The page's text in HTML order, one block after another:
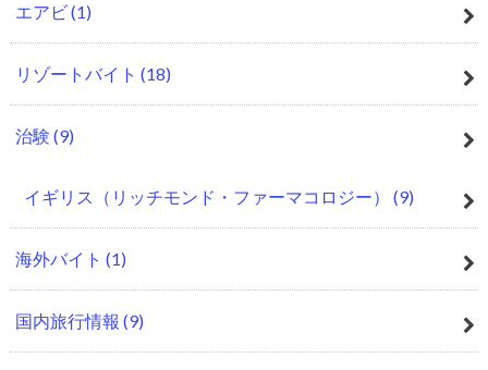
エアビ(1)
リゾートバイト (18)
治験 (9)
イギリス（リッチモンド・ファーマコロジー） (9)
海外バイト (1)
国内旅行情報 (9)